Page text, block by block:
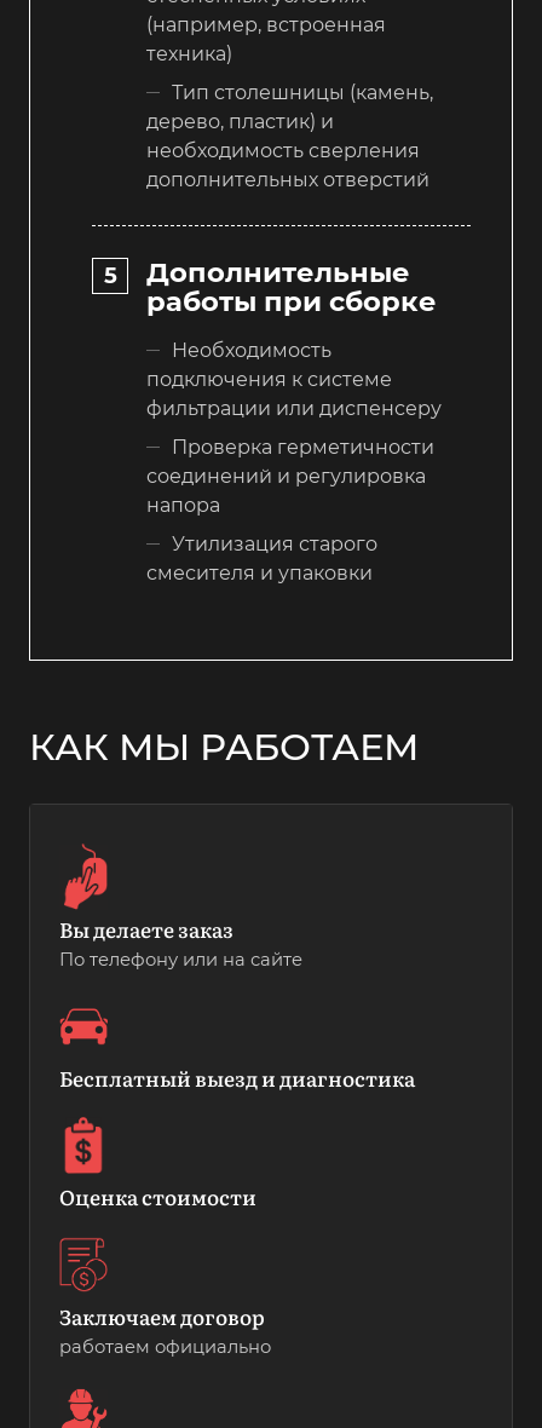
(например, встроенная
техника)
Тип столешницы (камень,
дерево, пластик) и
необходимость сверления
дополнительных отверстий
Дополнительные
работы при сборке
Необходимость
подключения к системе
фильтрации или диспенсеру
Проверка герметичности
соединений и регулировка
напора
Утилизация старого
смесителя и упаковки
КАК МЫ РАБОТАЕМ
Вы делаете заказ
По телефону или на сайте
Бесплатный выезд и диагностика
Оценка стоимости
Заключаем договор
работаем официально